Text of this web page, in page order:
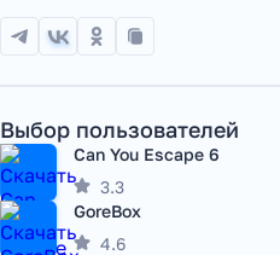
Выбор пользователей
Can You Escape 6
3.3
GoreBox
4.6